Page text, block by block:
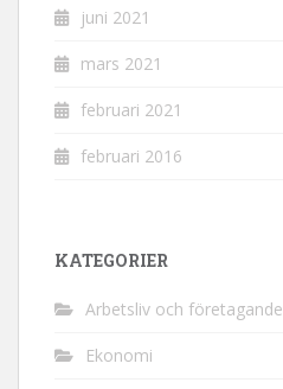
juni 2021
mars 2021
februari 2021
februari 2016
KATEGORIER
Arbetsliv och företagande
Ekonomi